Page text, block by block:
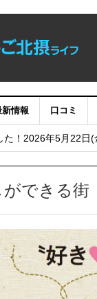
情報 口コミ
ナンス作業に伴う
た！2026年5月22
た！兵庫五国移住
できる街